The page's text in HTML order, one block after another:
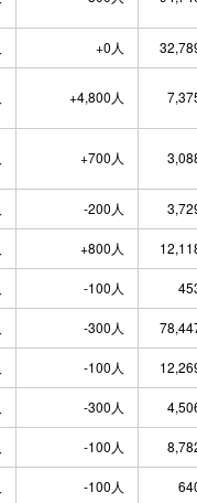
+0人
+4,800人
+700人
-200人
+800人
-100人
-300人
-100人
-300人
-100人
-100人